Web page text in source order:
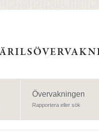
Övervakningen
Rapportera eller sök